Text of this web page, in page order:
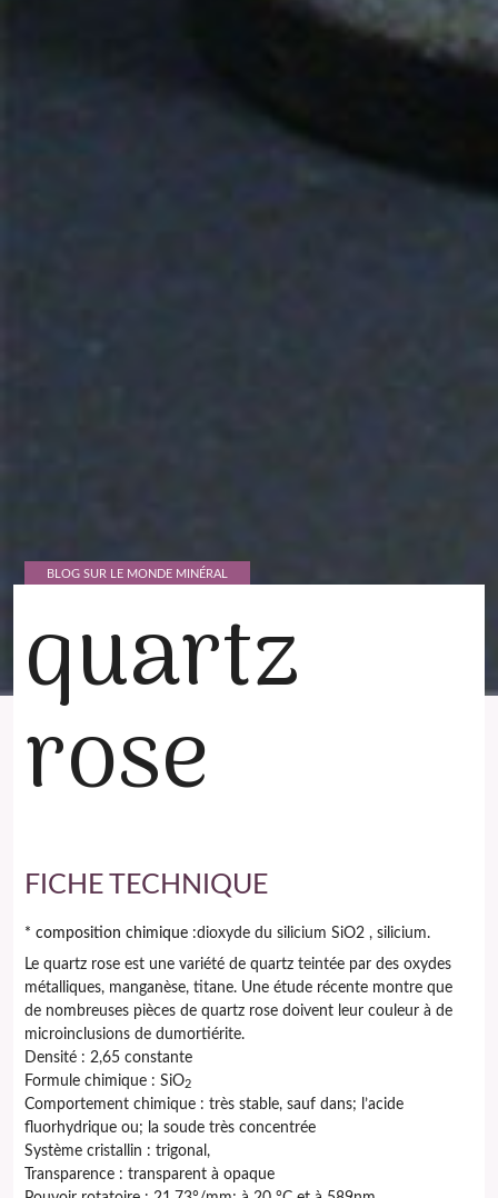
BLOG SUR LE MONDE MINÉRAL
quartz
rose
FICHE TECHNIQUE
* composition chimique :dioxyde du silicium SiO2 , silicium.
Le quartz rose est une variété de quartz teintée par des oxydes
métalliques, manganèse, titane. Une étude récente montre que
de nombreuses pièces de quartz rose doivent leur couleur à de
microinclusions de dumortiérite.
Densité : 2,65 constante
Formule chimique :SiO2
Comportement chimique :très stable, sauf dans; l’acide
fluorhydrique ou; la soude très concentrée
Système cristallin :trigonal,
Transparence :transparent à opaque